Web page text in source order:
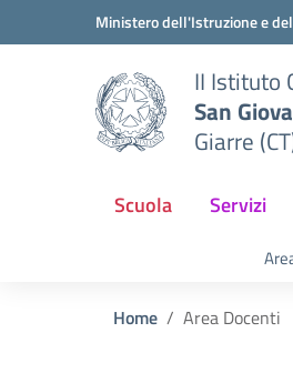
Vai ai contenuti
Vai al menu di navigazione
Ministero dell'Istruzione e
II Istituto
San
Giarre
Scuola Servizi
Home Area Docenti